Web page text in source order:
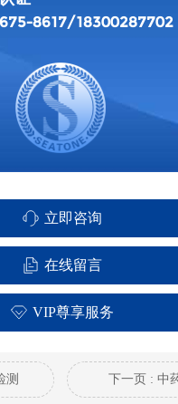
8617/18300287702
立即咨询
在线留言
VIP尊享服务
测 下一页 : 中